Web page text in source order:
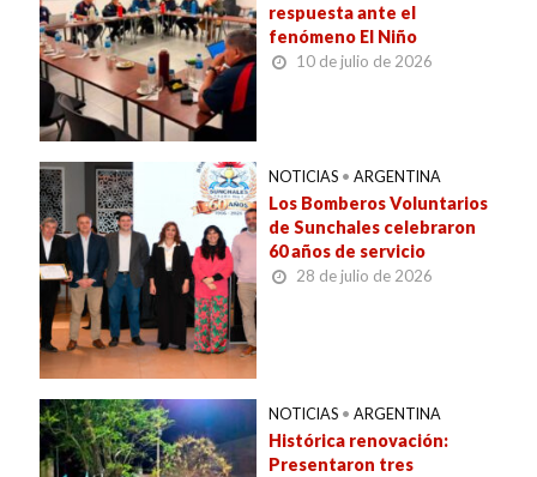
respuesta ante el
fenómeno El Niño
10 de julio de 2026
NOTICIAS • ARGENTINA
Los Bomberos Voluntarios
de Sunchales celebraron
60 años de servicio
28 de julio de 2026
NOTICIAS • ARGENTINA
Histórica renovación:
Presentaron tres